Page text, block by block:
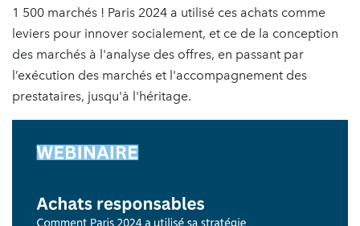
1 500 marchés ! Paris 2024 a utilisé ces achats comme
leviers pour innover socialement, et ce de la conception
des marchés à l'analyse des offres, en passant par
l’exécution des marchés et l'accompagnement des
prestataires, jusqu'à l'héritage.